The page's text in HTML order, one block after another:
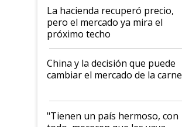
La hacienda recuperó precio,
pero el mercado ya mira el
próximo techo
China y la decisión que puede
cambiar el mercado de la carne
"Tienen un país hermoso, con